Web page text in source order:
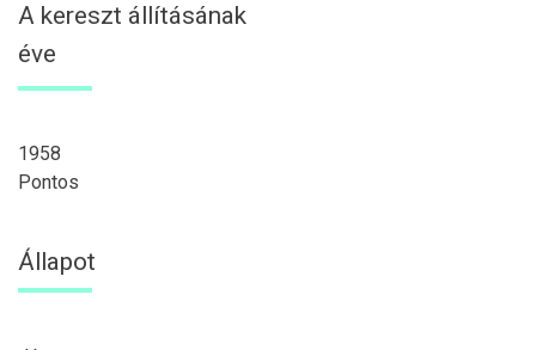
A kereszt állításának
éve
1958
Pontos
Állapot